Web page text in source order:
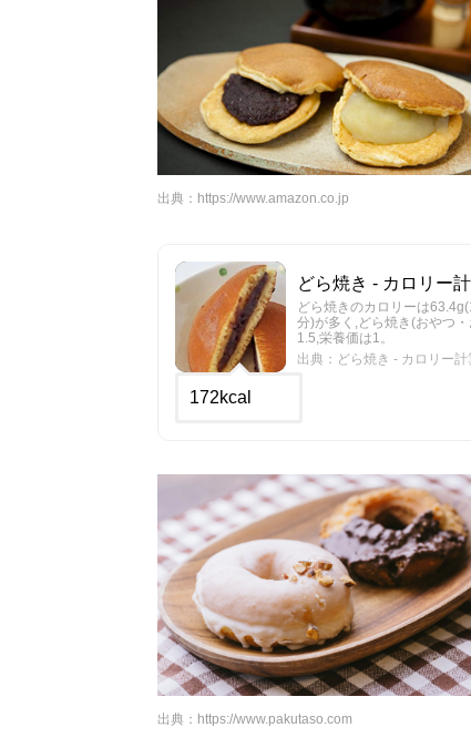
出典： https://www.amazon.co.jp
どら焼き - カロリー
どら焼きのカロリーは
分)が多く,どら焼き(おやつ
1.5,栄養価は1。
出典：どら焼き - カロリー
172kcal
出典： https://www.pakutaso.com